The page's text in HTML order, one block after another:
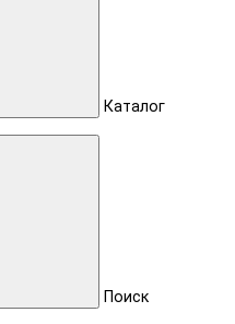
Каталог
Поиск